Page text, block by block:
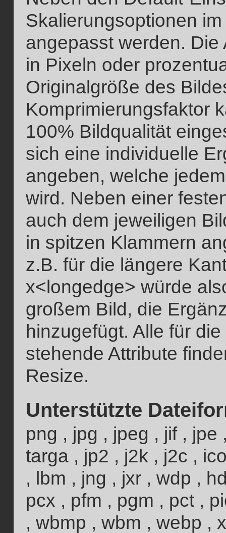
Skalierungsoptionen
angepasst werden.
in Pixeln oder
Originalgröße des
Komprimierungsfaktor
100% Bildqualität
sich eine individuelle
angeben, welche
wird. Neben einer
auch dem jeweiligen
in spitzen Klammern
z.B. für die längere
x<longedge> würde
großem Bild, die
hinzugefügt. Alle für
stehende Attribute
Resize.
Unterstützte
png , jpg , jpeg , jif , jpe
targa , jp2 , j2k , j2c ,
, lbm , jng , jxr , wdp ,
pcx , pfm , pgm , pct ,
, wbmp , wbm , webp ,